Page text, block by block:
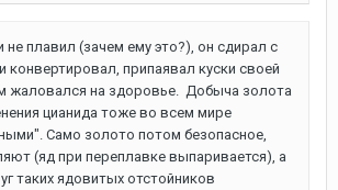
плавил (зачем ему это?), он сдирал с
конвертировал, припаявал куски своей
жаловался на здоровье. Добыча золота
цианида тоже во всем мире
Само золото потом безопасное,
(яд при переплавке выпаривается), а
таких ядовитых отстойников